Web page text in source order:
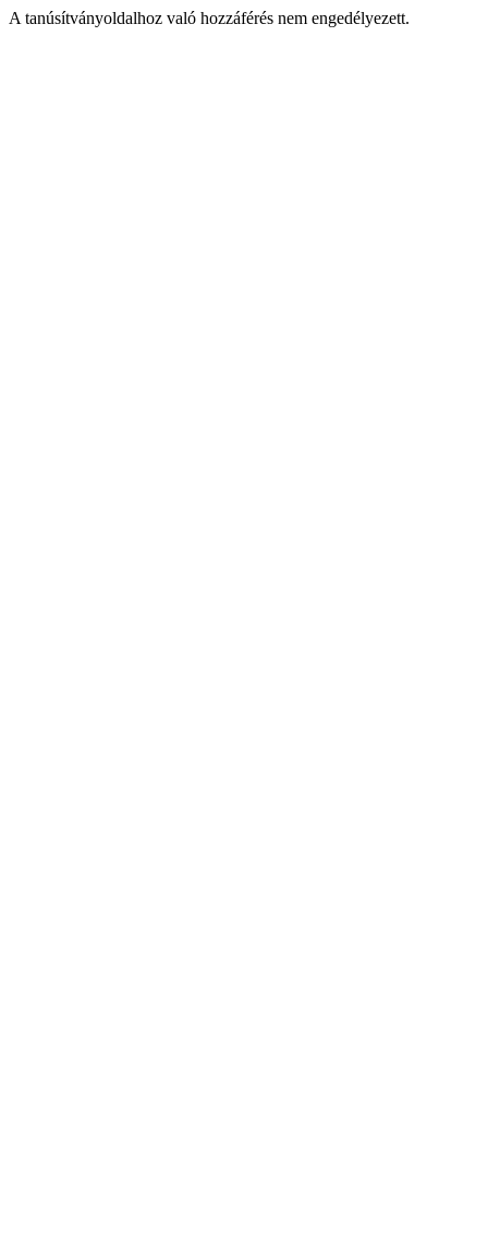
A tanúsítványoldalhoz való hozzáférés nem engedélyezett.